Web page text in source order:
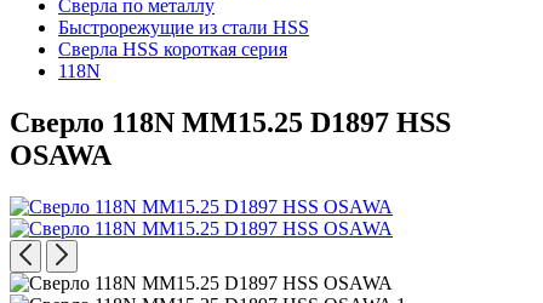
Сверла по металлу
Быстрорежущие из стали HSS
Сверла HSS короткая серия
118N
Сверло 118N MM15.25 D1897 HSS
OSAWA